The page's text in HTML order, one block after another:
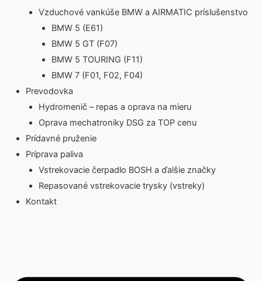
Vzduchové vankúše BMW a AIRMATIC príslušenstvo
BMW 5 (E61)
BMW 5 GT (F07)
BMW 5 TOURING (F11)
BMW 7 (F01, F02, F04)
Prevodovka
Hydromenič – repas a oprava na mieru
Oprava mechatroniky DSG za TOP cenu
Prídavné pruženie
Príprava paliva
Vstrekovacie čerpadlo BOSH a ďalšie značky
Repasované vstrekovacie trysky (vstreky)
Kontakt